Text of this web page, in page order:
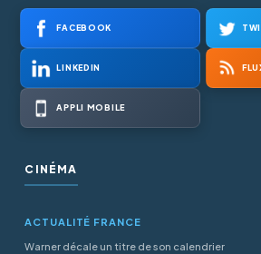
FACEBOOK
LINKEDIN
APPLI MOBILE
CINÉMA
ACTUALITÉ FRANCE
Warner décale un titre de son calendrier